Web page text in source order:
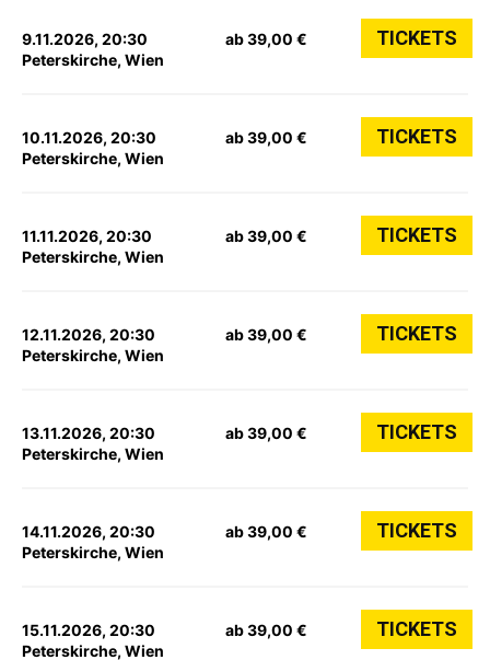
9.11.2026, 20:30
Peterskirche, Wien
ab 39,00 € TICKETS
10.11.2026, 20:30
Peterskirche, Wien
ab 39,00 € TICKETS
11.11.2026, 20:30
Peterskirche, Wien
ab 39,00 € TICKETS
12.11.2026, 20:30
Peterskirche, Wien
ab 39,00 € TICKETS
13.11.2026, 20:30
Peterskirche, Wien
ab 39,00 € TICKETS
14.11.2026, 20:30
Peterskirche, Wien
ab 39,00 € TICKETS
15.11.2026, 20:30
Peterskirche, Wien
ab 39,00 € TICKETS